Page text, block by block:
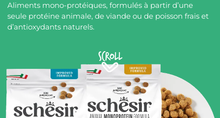
Aliments mono-protéiques, formulés à partir d’une
seule protéine animale, de viande ou de poisson frais et
d’antioxydants naturels.
Scroll